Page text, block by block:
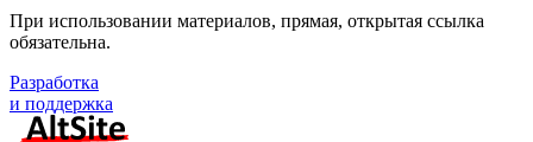
При использовании материалов, прямая, открытая ссылка
обязательна.
Разработка
и поддержка